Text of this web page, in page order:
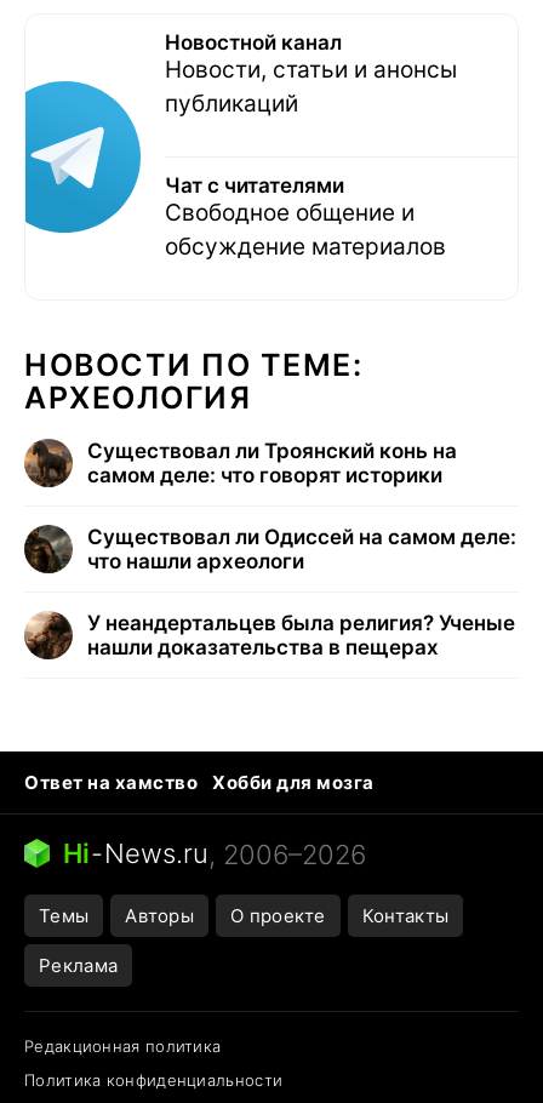
Новостной канал
Новости, статьи и анонсы
публикаций
Чат с читателями
Свободное общение и
обсуждение материалов
НОВОСТИ ПО ТЕМЕ:
АРХЕОЛОГИЯ
Существовал ли Троянский конь на
самом деле: что говорят историки
Существовал ли Одиссей на самом деле:
что нашли археологи
У неандертальцев была религия? Ученые
нашли доказательства в пещерах
Ответ на хамство
Хобби для мозга
Бензин 100 и 95
Тунцы в океанариуме
Следующая пандемия
Hi-News.ru, 2006–2026
Темы Авторы О проекте Контакты
Реклама
Редакционная политика
Политика конфиденциальности